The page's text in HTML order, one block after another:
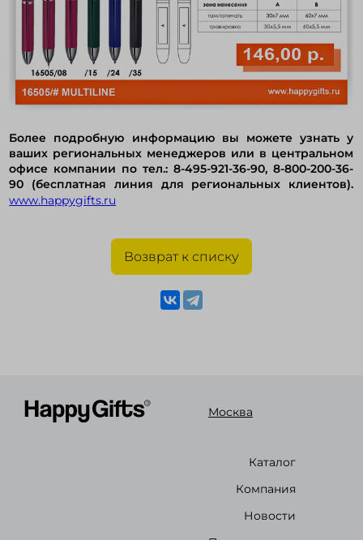
Более подробную информацию вы можете узнать у
ваших региональных менеджеров или в центральном
офисе компании по тел.: 8-495-921-36-90, 8-800-200-36-
90 (бесплатная линия для региональных клиентов).
www.happygifts.ru
Возврат к списку
Москва
Каталог
Компания
Новости